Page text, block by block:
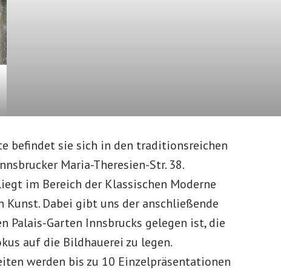
befindet sie sich in den traditionsreichen
Maria-Theresien-Str. 38.
im Bereich der Klassischen Moderne
Dabei gibt uns der anschließende
Palais-Garten Innsbrucks gelegen ist, die
auf die Bildhauerei zu legen.
werden bis zu 10 Einzelpräsentationen